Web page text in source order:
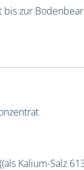
bis zur
Kalium-Salz